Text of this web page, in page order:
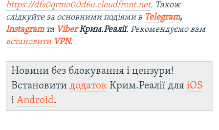
https://dfs0qrmo00d6u.cloudfront.net. Також
слідкуйте за основними подіями в Telegram,
Instagramта ViberКрим.Реалії. Рекомендуємо вам
встановити VPN.
Новини без блокування і цензури!
Встановити додаток Крим.Реалії для iOS
і Android.